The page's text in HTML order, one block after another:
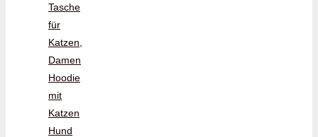
Tasche
für
Katzen,
Damen
Hoodie
mit
Katzen
Hund